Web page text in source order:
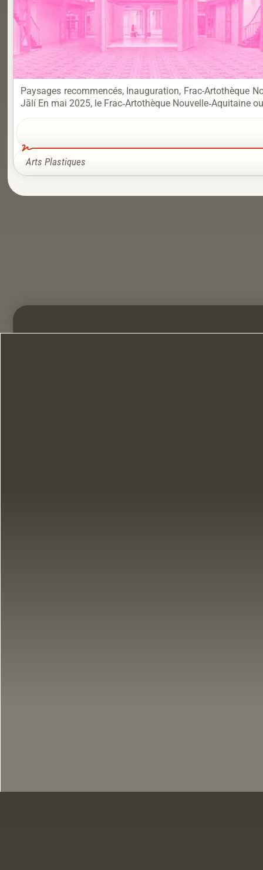
Paysages recommencés, Inauguration, Frac-Artothèque
Jālí En mai 2025, le Frac‑Artothèque Nouvelle‑Aquitaine
Arts Plastiques